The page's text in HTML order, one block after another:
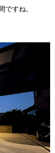
ですね。